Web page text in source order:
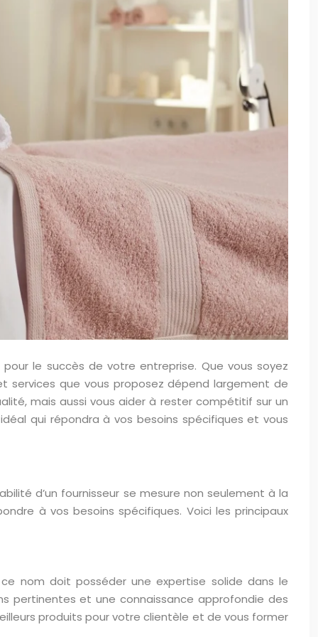
le succès de votre entreprise. Que vous soyez
services que vous proposez dépend largement de
mais aussi vous aider à rester compétitif sur un
qui répondra à vos besoins spécifiques et vous
d’un fournisseur se mesure non seulement à la
à vos besoins spécifiques. Voici les principaux
nom doit posséder une expertise solide dans le
pertinentes et une connaissance approfondie des
produits pour votre clientèle et de vous former